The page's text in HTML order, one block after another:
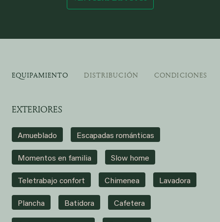
EQUIPAMIENTO DISTRIBUCIÓN CONDICIONES DE
EXTERIORES
Amueblado Escapadas románticas
Momentos en familia Slow home
Teletrabajo confort Chimenea Lavadora
Plancha Batidora Cafetera